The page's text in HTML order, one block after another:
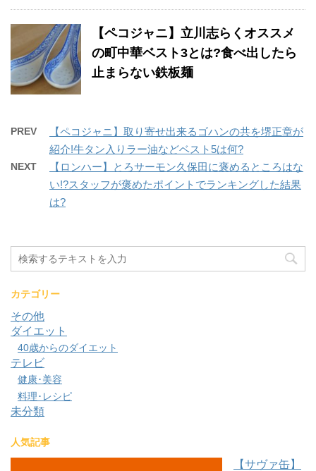
【ペコジャニ】立川志らくオススメ
の町中華ベスト3とは?食べ出したら
止まらない鉄板麺
PREV
【ペコジャニ】取り寄せ出来るゴハンの共を堺正章が
紹介!牛タン入りラー油などベスト5は何?
NEXT
【ロンハー】とろサーモン久保田に褒めるところはな
い!?スタッフが褒めたポイントでランキングした結果
は?
カテゴリー
その他
ダイエット
40歳からのダイエット
テレビ
健康･美容
料理･レシピ
未分類
人気記事
【サヴァ缶】